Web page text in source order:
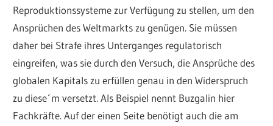
Reproduktionssysteme zur Verfügung zu stellen, um den
Ansprüchen des Weltmarkts zu genügen. Sie müssen
daher bei Strafe ihres Unterganges regulatorisch
eingreifen, was sie durch den Versuch, die Ansprüche des
globalen Kapitals zu erfüllen genau in den Widerspruch
zu diese´m versetzt. Als Beispiel nennt Buzgalin hier
Fachkräfte. Auf der einen Seite benötigt auch die am